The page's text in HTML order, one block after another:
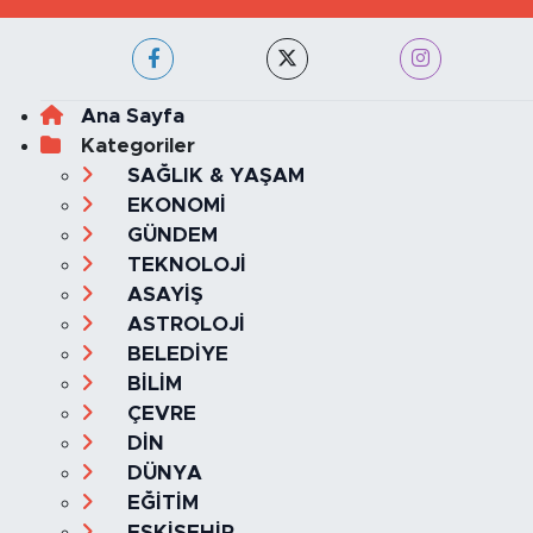
Ana Sayfa
Kategoriler
SAĞLIK & YAŞAM
EKONOMİ
GÜNDEM
TEKNOLOJİ
ASAYİŞ
ASTROLOJİ
BELEDİYE
BİLİM
ÇEVRE
DİN
DÜNYA
EĞİTİM